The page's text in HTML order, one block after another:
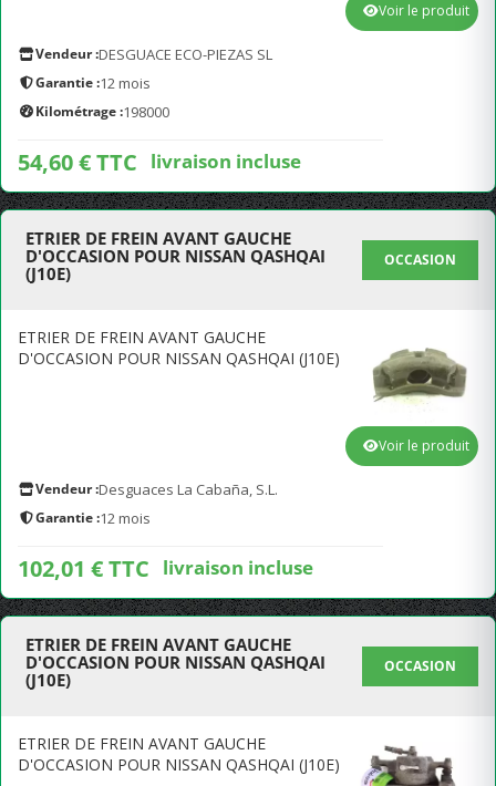
Vendeur :DESGUACE ECO-PIEZAS SL
Garantie :12 mois
Kilométrage :198000
54,60 € TTC livraison incluse
Voir le produit
ETRIER DE FREIN AVANT GAUCHE
D'OCCASION POUR NISSAN QASHQAI
(J10E)
OCCASION
ETRIER DE FREIN AVANT GAUCHE
D'OCCASION POUR NISSAN QASHQAI (J10E)
Vendeur :Desguaces La Cabaña, S.L.
Garantie :12 mois
102,01 € TTC livraison incluse
Voir le produit
ETRIER DE FREIN AVANT GAUCHE
D'OCCASION POUR NISSAN QASHQAI
(J10E)
OCCASION
ETRIER DE FREIN AVANT GAUCHE
D'OCCASION POUR NISSAN QASHQAI (J10E)